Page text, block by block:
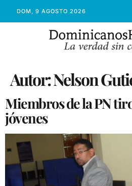
DOM, 9 AGOSTO 2026
Autor:Nelson
Miembros de la PN
jóvenes